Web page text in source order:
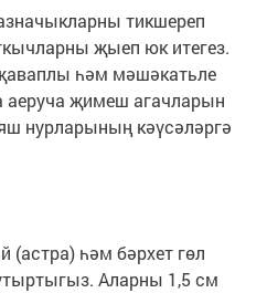
тикшереп
җыеп юк итегез.
һәм мәшәкатьле
аеруча җимеш агачларын
нурларының кәүсәләргә
һәм бәрхет гөл
Аларны 1,5 см